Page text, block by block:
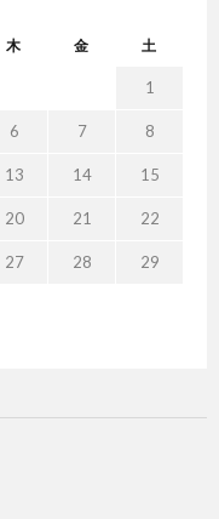
木 金 土
1
6 7 8
13 14 15
20 21 22
27 28 29